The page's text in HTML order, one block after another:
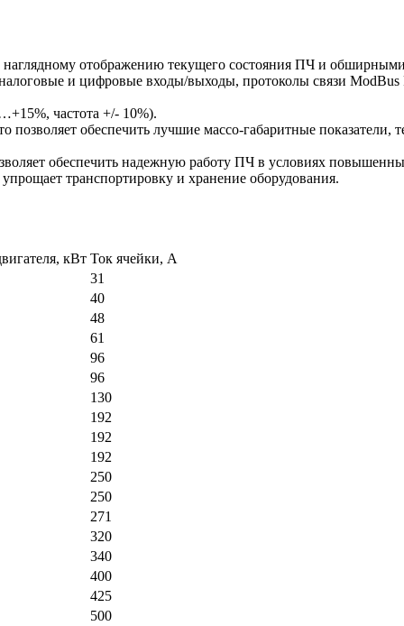
отображению текущего состояния ПЧ и
и цифровые входы/выходы, протоколы связи
частота +/- 10%).
обеспечить лучшие массо-габаритные показатели,
обеспечить надежную работу ПЧ в условиях
транспортировку и хранение оборудования.
кВт Ток ячейки, А
31
40
48
61
96
96
130
192
192
192
250
250
271
320
340
400
425
500